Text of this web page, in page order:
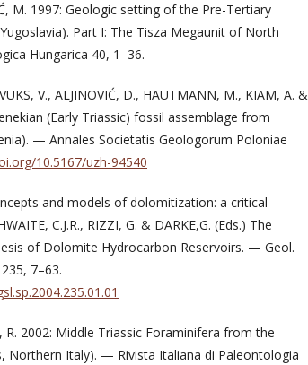
M. 1997: Geologic setting of the Pre-Tertiary
Part I: The Tisza Megaunit of North
Hungarica 40, 1–36.
V., ALJINOVIĆ, D., HAUTMANN, M., KIAM, A. &
(Early Triassic) fossil assemblage from
— Annales Societatis Geologorum Poloniae
10.5167/uzh-94540
and models of dolomitization: a critical
C.J.R., RIZZI, G. & DARKE,G. (Eds.) The
of Dolomite Hydrocarbon Reservoirs. — Geol.
7–63.
R. 2002: Middle Triassic Foraminifera from the
Northern Italy). — Rivista Italiana di Paleontologia